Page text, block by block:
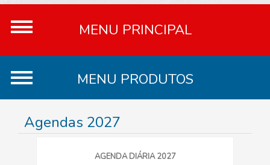
Agendas 2027
AGENDA DIÁRIA 2027